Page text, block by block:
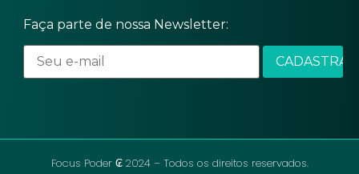
Faça parte de nossa Newsletter:
Focus Poder ₢ 2024 – Todos os direitos reservados.